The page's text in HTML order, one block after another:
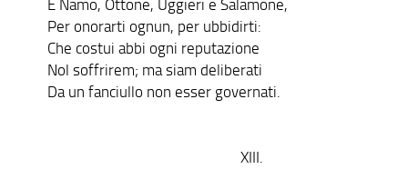
E Namo, Ottone, Uggieri e Salamone,
Per onorarti ognun, per ubbidirti:
Che costui abbi ogni reputazione
Nol soffrirem; ma siam deliberati
Da un fanciullo non esser governati.
XIII.